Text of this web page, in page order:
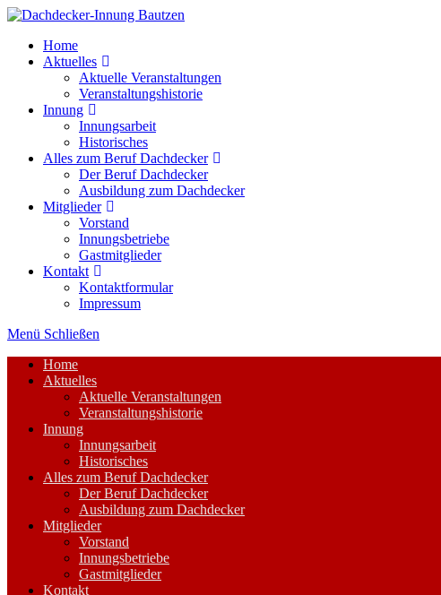
Zum
springenHome
Aktuelles
Aktuelle Veranstaltungen
Veranstaltungshistorie
Innung
Innungsarbeit
Historisches
Alles zum Beruf Dachdecker
Der Beruf Dachdecker
Ausbildung zum Dachdecker
Mitglieder
Vorstand
Innungsbetriebe
Gastmitglieder
Kontakt
Kontaktformular
Impressum
Menü Schließen
Home
Aktuelles
Aktuelle Veranstaltungen
Veranstaltungshistorie
Innung
Innungsarbeit
Historisches
Alles zum Beruf Dachdecker
Der Beruf Dachdecker
Ausbildung zum Dachdecker
Mitglieder
Vorstand
Innungsbetriebe
Gastmitglieder
Kontakt